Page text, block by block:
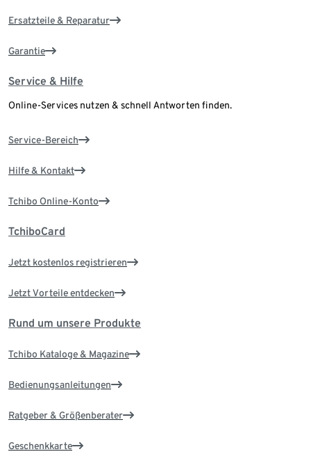
Ersatzteile & Reparatur
Garantie
Service & Hilfe
Online-Services nutzen & schnell Antworten finden.
Service-Bereich
Hilfe & Kontakt
Tchibo Online-Konto
TchiboCard
Jetzt kostenlos registrieren
Jetzt Vorteile entdecken
Rund um unsere Produkte
Tchibo Kataloge & Magazine
Bedienungsanleitungen
Ratgeber & Größenberater
Geschenkkarte